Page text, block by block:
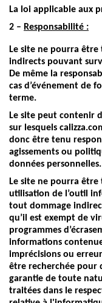
La loi applicable aux
2 – Responsabilité :
Le site ne pourra
indirects pouvant
De même la
cas d’événement de
terme.
Le site peut contenir
sur lesquels
donc être tenu
agissements ou
données personnelles.
Le site ne pourra être
utilisation de l’outil
tout dommage
qu’il est exempt de
programmes
informations
imprécisions ou
être recherchée pour
garantie de toute
traitées dans le